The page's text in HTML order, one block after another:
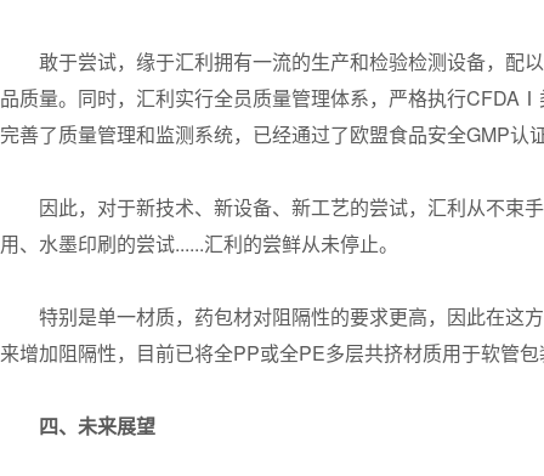
敢于尝试，缘于汇利拥有一流的生产和检验检测设备，配
品质量。同时，汇利实行全员质量管理体系，严格执行
完善了质量管理和监测系统，已经通过了欧盟食品安全GMP
因此，对于新技术、新设备、新工艺的尝试，汇利从不束
用、水墨印刷的尝试......汇利的尝鲜从未停止。
特别是单一材质，药包材对阻隔性的要求更高，因此在这
来增加阻隔性，目前已将全PP或全PE多层共挤材质用于软管
四、未来展望